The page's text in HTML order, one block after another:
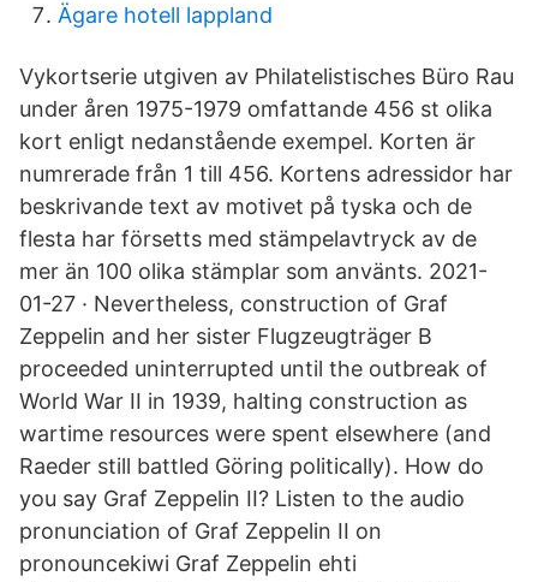
Ägare hotell lappland
Vykortserie utgiven av Philatelistisches Büro Rau
under åren 1975-1979 omfattande 456 st olika
kort enligt nedanstående exempel. Korten är
numrerade från 1 till 456. Kortens adressidor har
beskrivande text av motivet på tyska och de
flesta har försetts med stämpelavtryck av de
mer än 100 olika stämplar som använts. 2021-
01-27 · Nevertheless, construction of Graf
Zeppelin and her sister Flugzeugträger B
proceeded uninterrupted until the outbreak of
World War II in 1939, halting construction as
wartime resources were spent elsewhere (and
Raeder still battled Göring politically). How do
you say Graf Zeppelin II? Listen to the audio
pronunciation of Graf Zeppelin II on
pronouncekiwi Graf Zeppelin ehti